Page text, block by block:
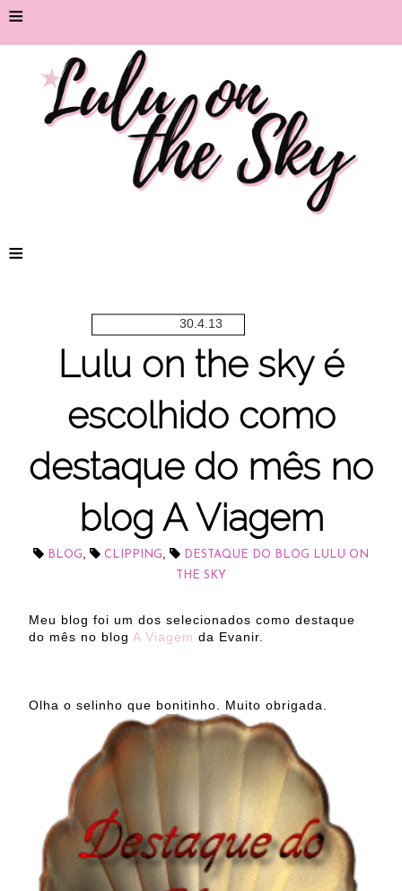
≡
≡
30.4.13
Lulu on the sky é
escolhido como
destaque do mês no
blog A Viagem
BLOG, CLIPPING,
DESTAQUE DO BLOG LULU ON
THE SKY
Meu blog foi um dos selecionados como destaque
do mês no blog A Viagem da Evanir.
Olha o selinho que bonitinho. Muito obrigada.